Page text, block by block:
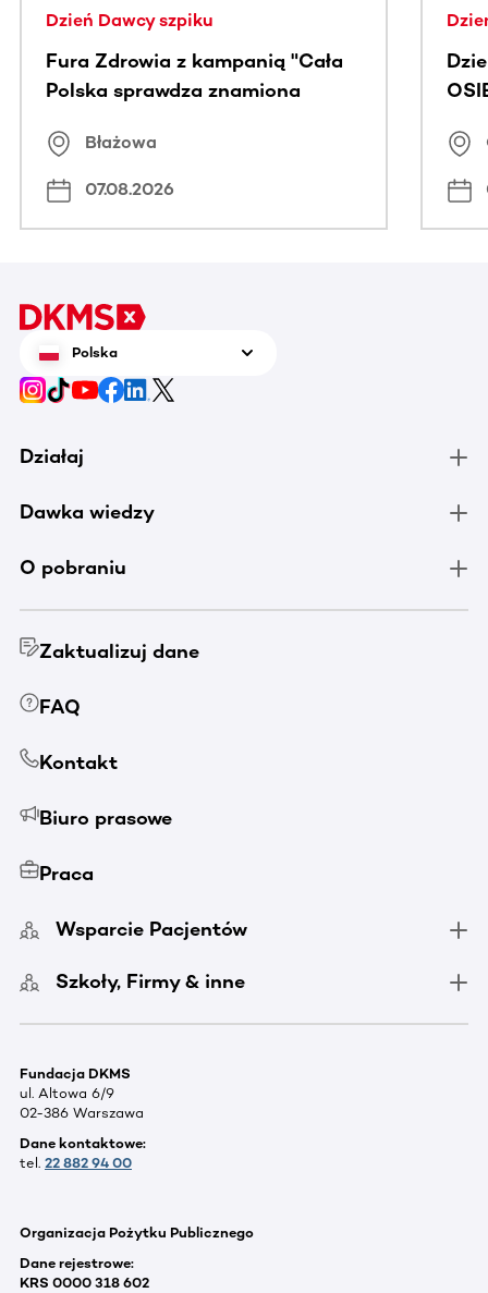
Dzień Dawcy szpiku
Fura Zdrowia z kampanią "Cała
Polska sprawdza znamiona
Błażowa
07.08.2026
Polska
Działaj
Dawka wiedzy
O pobraniu
Zaktualizuj dane
FAQ
Kontakt
Biuro prasowe
Praca
Wsparcie Pacjentów
Szkoły, Firmy & inne
Fundacja DKMS
ul. Altowa 6/9
02-386 Warszawa
Dane kontaktowe:
tel. 22 882 94 00
Organizacja Pożytku Publicznego
Dane rejestrowe:
KRS 0000 318 602